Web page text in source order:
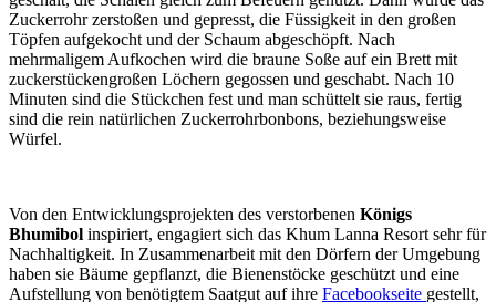
Zuckerrohr zerstoßen und gepresst, die Füssigkeit in den großen
Töpfen aufgekocht und der Schaum abgeschöpft. Nach
mehrmaligem Aufkochen wird die braune Soße auf ein Brett mit
zuckerstückengroßen Löchern gegossen und geschabt. Nach 10
Minuten sind die Stückchen fest und man schüttelt sie raus, fertig
sind die rein natürlichen Zuckerrohrbonbons, beziehungsweise
Würfel.
Von den Entwicklungsprojekten des verstorbenen Königs
Bhumibol inspiriert, engagiert sich das Khum Lanna Resort sehr für
Nachhaltigkeit. In Zusammenarbeit mit den Dörfern der Umgebung
haben sie Bäume gepflanzt, die Bienenstöcke geschützt und eine
Aufstellung von benötigtem Saatgut auf ihre Facebookseite gestellt,